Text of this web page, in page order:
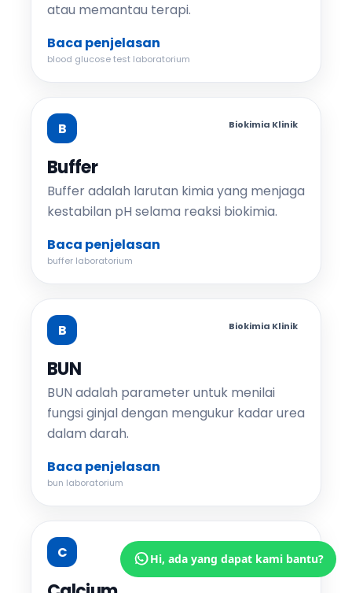
Hi, ada yang dapat kami bantu?
atau memantau terapi.
Baca penjelasan
blood glucose test laboratorium
B Biokimia Klinik
Buffer
Buffer adalah larutan kimia yang menjaga
kestabilan pH selama reaksi biokimia.
Baca penjelasan
buffer laboratorium
B Biokimia Klinik
BUN
BUN adalah parameter untuk menilai
fungsi ginjal dengan mengukur kadar urea
dalam darah.
Baca penjelasan
bun laboratorium
C